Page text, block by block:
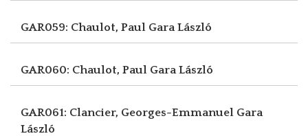
GAR059: Chaulot, Paul Gara László
GAR060: Chaulot, Paul Gara László
GAR061: Clancier, Georges-Emmanuel Gara
László